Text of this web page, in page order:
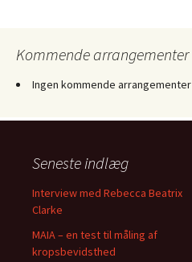
Kommende arrangementer
Ingen kommende arrangementer
Seneste indlæg
Interview med Rebecca Beatrix
Clarke
MAIA – en test til måling af
kropsbevidsthed